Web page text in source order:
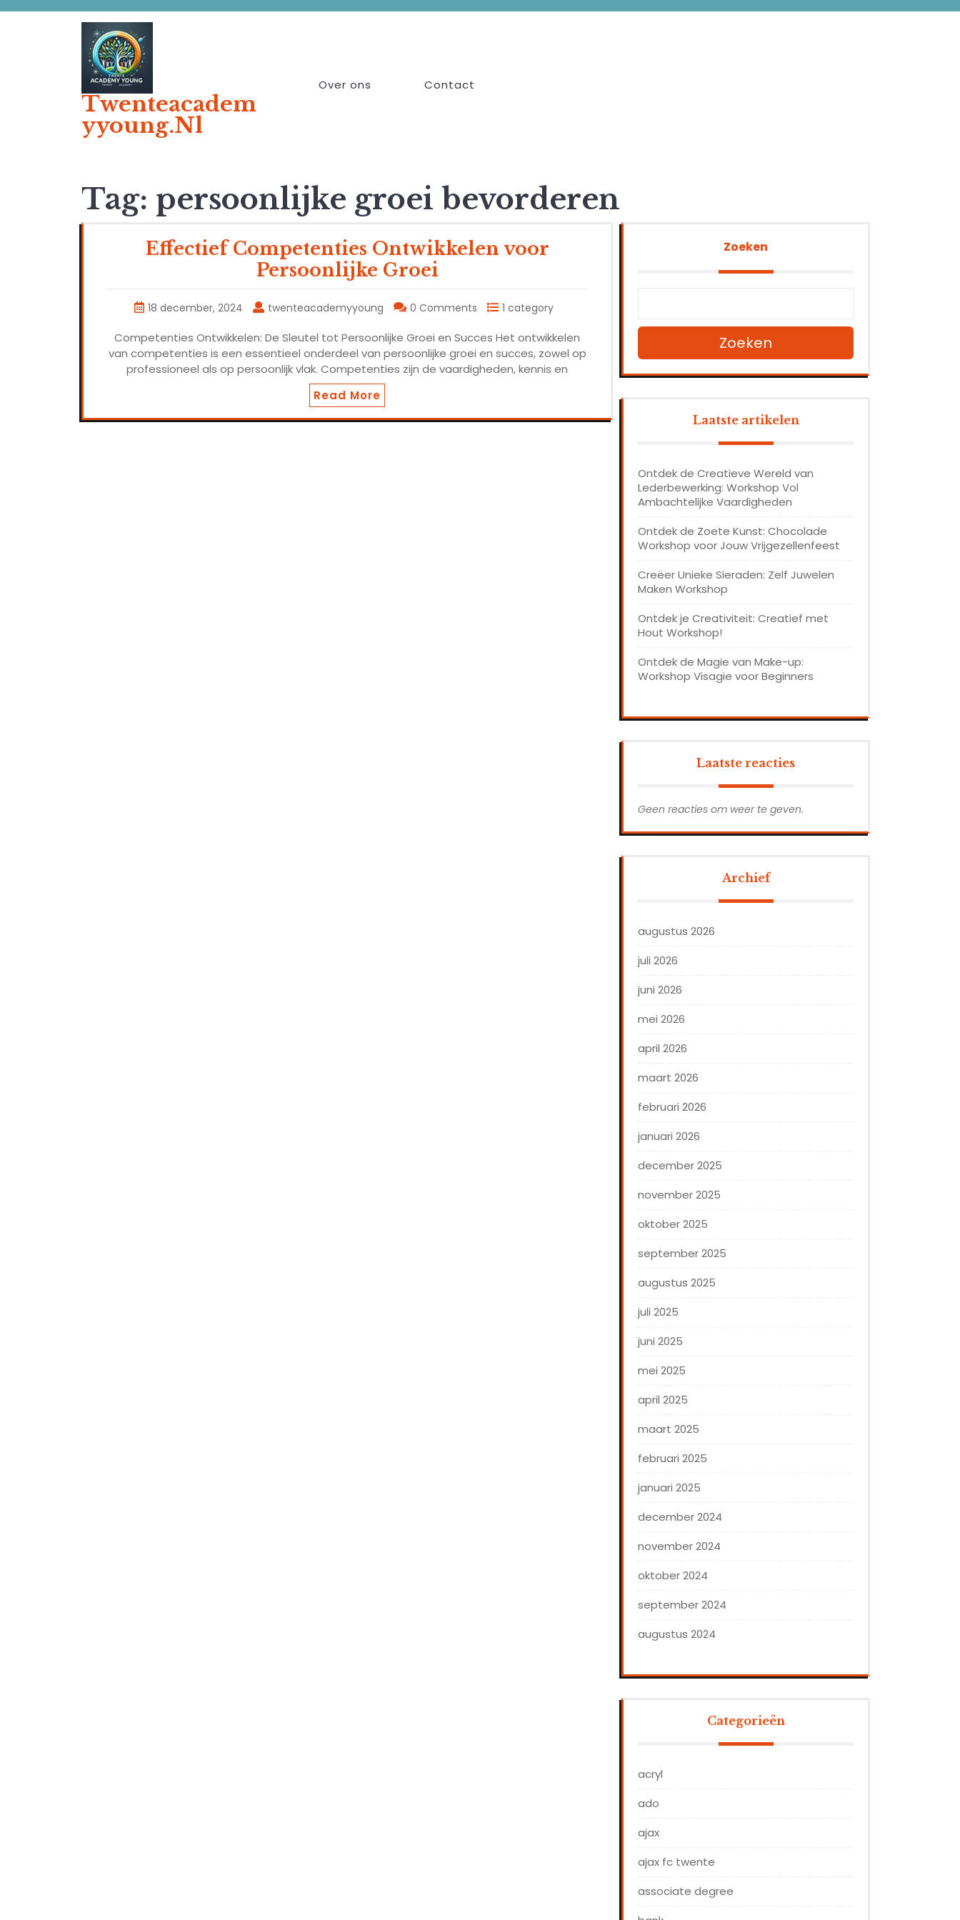
Twenteacadem
Yyoung.nl
Over ons Contact
Tag: persoonlijke groei bevorderen
Effectief Competenties Ontwikkelen voor
Persoonlijke Groei
18 december, 2024 twenteacademyyoung 0 Comments 1 category
Competenties Ontwikkelen: De Sleutel tot Persoonlijke Groei en Succes Het ontwikkelen
van competenties is een essentieel onderdeel van persoonlijke groei en succes, zowel op
professioneel als op persoonlijk vlak. Competenties zijn de vaardigheden, kennis en
Read More
Zoeken
Zoeken
Laatste artikelen
Ontdek de Creatieve Wereld van
Lederbewerking: Workshop Vol
Ambachtelijke Vaardigheden
Ontdek de Zoete Kunst: Chocolade
Workshop voor Jouw Vrijgezellenfeest
Creëer Unieke Sieraden: Zelf Juwelen
Maken Workshop
Ontdek je Creativiteit: Creatief met
Hout Workshop!
Ontdek de Magie van Make-up:
Workshop Visagie voor Beginners
Laatste reacties
Geen reacties om weer te geven.
Archief
augustus 2026
juli 2026
juni 2026
mei 2026
april 2026
maart 2026
februari 2026
januari 2026
december 2025
november 2025
oktober 2025
september 2025
augustus 2025
juli 2025
juni 2025
mei 2025
april 2025
maart 2025
februari 2025
januari 2025
december 2024
november 2024
oktober 2024
september 2024
augustus 2024
Categorieën
acryl
ado
ajax
ajax fc twente
associate degree